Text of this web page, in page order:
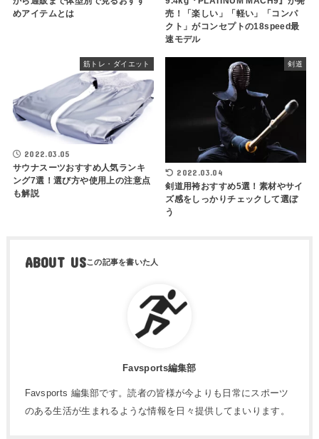
めアイテムとは
売！「楽しい」「軽い」「コンパ
クト」がコンセプトの18speed最
速モデル
筋トレ・ダイエット
2022.03.05
サウナスーツおすすめ人気ランキ
ング7選！選び方や使用上の注意点
も解説
剣道
2022.03.04
剣道用袴おすすめ5選！素材やサイ
ズ感をしっかりチェックして選ぼ
う
ABOUT US
Favsports編集部
Favsports 編集部です。読者の皆様が今よりも日常にスポーツ
のある生活が生まれるような情報を日々提供してまいります。